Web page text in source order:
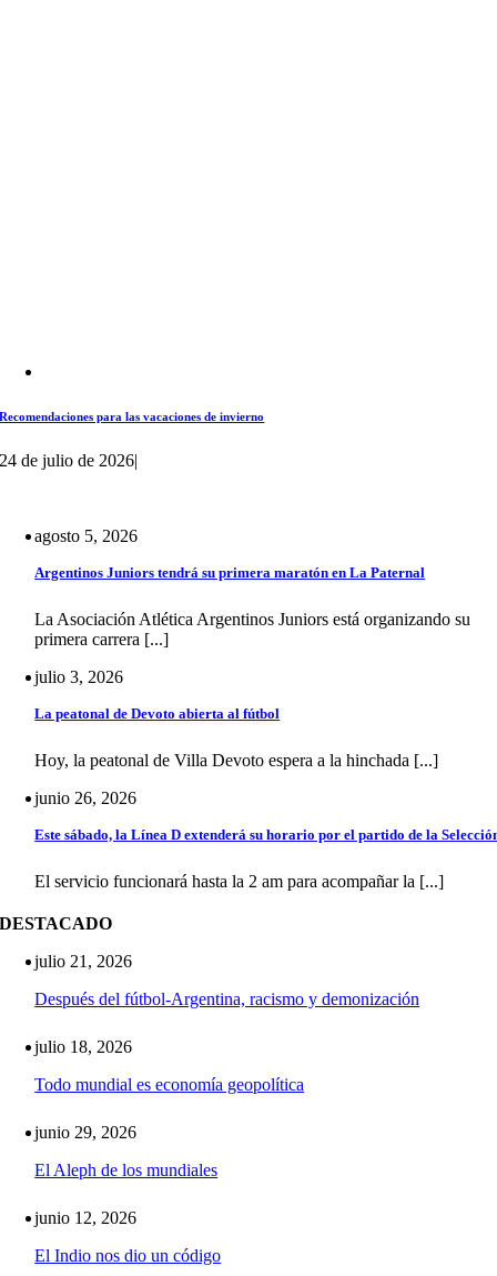
Recomendaciones para las vacaciones de invierno
24 de julio de 2026|
agosto 5, 2026
Argentinos Juniors tendrá su primera maratón en La Paternal
La Asociación Atlética Argentinos Juniors está organizando su
primera carrera [...]
julio 3, 2026
La peatonal de Devoto abierta al fútbol
Hoy, la peatonal de Villa Devoto espera a la hinchada [...]
junio 26, 2026
Este sábado, la Línea D extenderá su horario por el partido de la
El servicio funcionará hasta la 2 am para acompañar la [...]
DESTACADO
julio 21, 2026
Después del fútbol-Argentina, racismo y demonización
julio 18, 2026
Todo mundial es economía geopolítica
junio 29, 2026
El Aleph de los mundiales
junio 12, 2026
El Indio nos dio un código